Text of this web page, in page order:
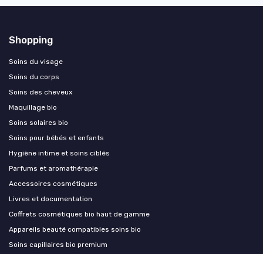
Shopping
Soins du visage
Soins du corps
Soins des cheveux
Maquillage bio
Soins solaires bio
Soins pour bébés et enfants
Hygiène intime et soins ciblés
Parfums et aromathérapie
Accessoires cosmétiques
Livres et documentation
Coffrets cosmétiques bio haut de gamme
Appareils beauté compatibles soins bio
Soins capillaires bio premium